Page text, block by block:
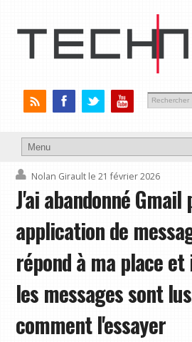
Nolan Girault le 21 février 2026
J'ai abandonné Gmail
application de
répond à ma place et
les messages sont
comment l'essayer